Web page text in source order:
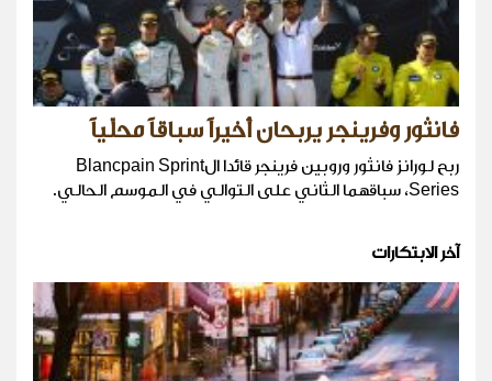
فانثور وفرينجر يربحان أخيراً سباقاً محلّياً
ربح لورانز فانثور وروبين فرينجر قائدا الBlancpain Sprint
Series، سباقهما الثاني على التوالي في الموسم الحالي.
آخر الابتكارات